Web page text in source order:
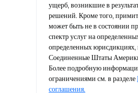
ущерб, возникшие в
решений. Кроме того,
может быть не в состоянии
спектр услуг на
определенных
Соединенные Штаты
Более подробную
ограничениями см. в разделе
соглашения.